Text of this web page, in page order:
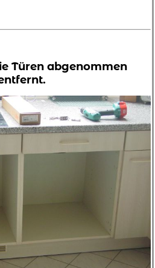
Türen abgenommen